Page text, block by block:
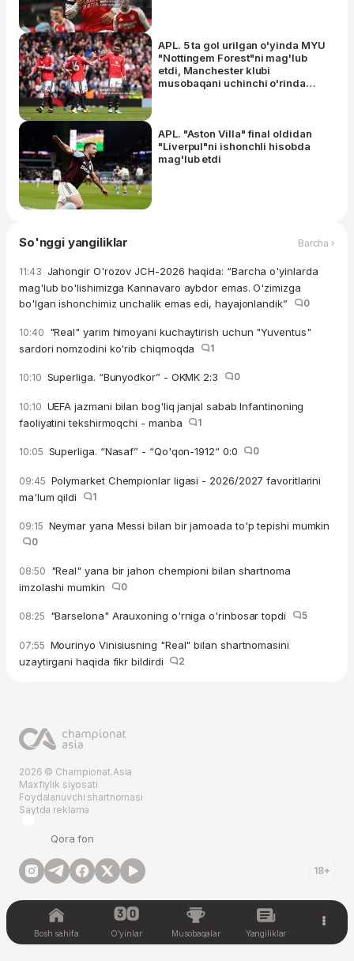
APL. 5 ta gol urilgan o'yinda MYU
"Nottingem Forest"ni mag'lub
etdi, Manchester klubi
musobaqani uchinchi o'rinda
APL. "Aston Villa" final oldidan
"Liverpul"ni ishonchli hisobda
mag'lub etdi
So'nggi yangiliklar Barcha ›
11:43 Jahongir O'rozov JCH-2026 haqida: “Barcha o'yinlarda
mag'lub bo'lishimizga Kannavaro aybdor emas. O'zimizga
bo'lgan ishonchimiz unchalik emas edi, hayajonlandik”
0
10:40 "Real" yarim himoyani kuchaytirish uchun "Yuventus"
sardori nomzodini ko'rib chiqmoqda
1
10:10 Superliga. “Bunyodkor” - OKMK 2:3 0
10:10 UEFA jazmani bilan bog'liq janjal sabab Infantinoning
faoliyatini tekshirmoqchi - manba
1
10:05 Superliga. “Nasaf” - “Qo'qon-1912“ 0:0 0
09:45 Polymarket Chempionlar ligasi - 2026/2027 favoritlarini
ma'lum qildi
1
09:15 Neymar yana Messi bilan bir jamoada to'p tepishi mumkin
0
08:50 "Real" yana bir jahon chempioni bilan shartnoma
imzolashi mumkin
0
08:25 "Barselona" Arauxoning o'rniga o'rinbosar topdi 5
07:55 Mourinyo Vinisiusning "Real" bilan shartnomasini
uzaytirgani haqida fikr bildirdi
2
2026 © Championat.Asia
Maxfiylik siyosati
Foydalanuvchi shartnomasi
Saytda reklama
Qora fon
18+
Bosh sahifa O'yinlar Musobaqalar Yangiliklar